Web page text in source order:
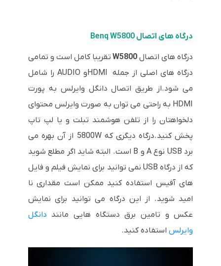
درگاه های اتصال Benq W5800
درگاه های اتصال W5800 تقریبا کامل است و تمامی
درگاه های اصلی از جمله HDMIو AUDIOرا شامل
می شود.از طریق اتصال دانگل وایرلس به پورت
HDMI به راحتی می توان به صورت وایرلس محتوای
دلخواهتان را از تلفن هوشمند تبلت و یا لپ تاپ
پخش کنید.درگاه دیگری که5800W از آن بهره می
برد USB نوع Aو B است. البته شاید اگر مطلع شوید
که از درگاه USB نمی توانید برای نمایش فیلم و فایل
های آفیس استفاده کنید ممکن است مقداری نا
امید شوید. از این درگاه می توانید برای نمایش
عکس و تامین برق دستگاه هایی مانند دانگل
وایرلساستفاده کنید.